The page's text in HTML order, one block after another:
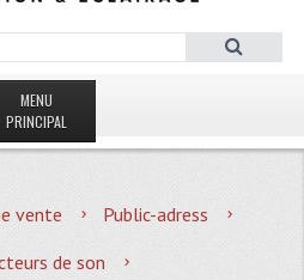
MENU
PRINCIPAL
MAGASIN
De Neuf?
vente
Public-adress
de son